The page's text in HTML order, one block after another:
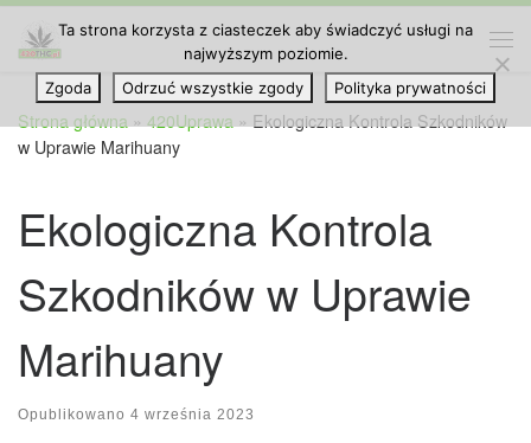
Przejdź do treści
Strona główna » 420Uprawa » Ekologiczna Kontrola Szkodników
w Uprawie Marihuany
Ekologiczna Kontrola
Szkodników w Uprawie
Marihuany
Opublikowano 4 września 2023
Ta strona korzysta z ciasteczek aby świadczyć usługi na
najwyższym poziomie.
Zgoda
Odrzuć wszystkie zgody Polityka prywatności